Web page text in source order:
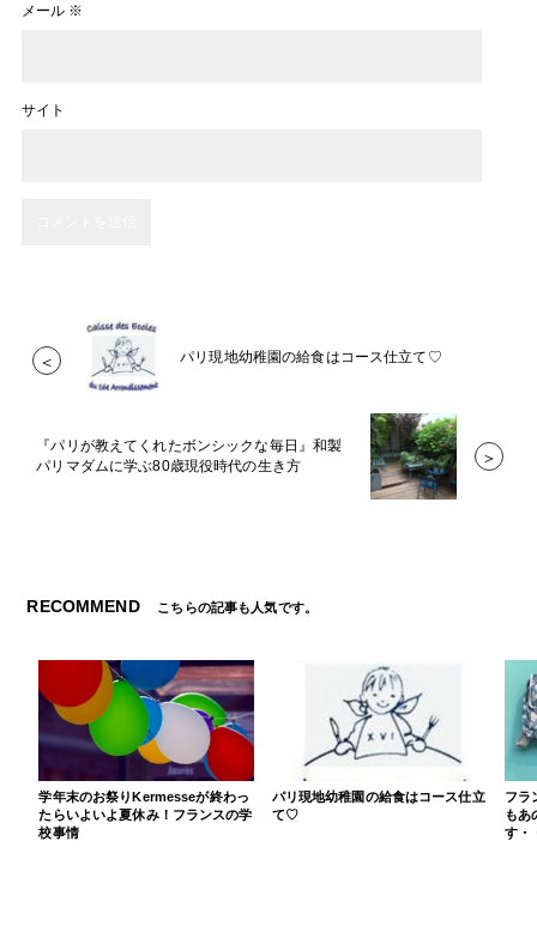
メール ※
サイト
＜ パリ現地幼稚園の給食はコース仕立て♡
『パリが教えてくれたボンシックな毎日』和製
パリマダムに学ぶ80歳現役時代の生き方
＞
RECOMMEND こちらの記事も人気です。
学年末のお祭りKermesseが終わっ
たらいよいよ夏休み！フランスの学
校事情
パリ現地幼稚園の給食はコース仕立
て♡
フラ
もあ
す・